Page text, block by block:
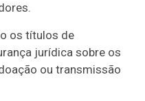
os títulos de
jurídica sobre os
ou transmissão